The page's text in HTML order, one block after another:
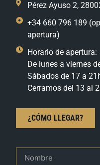
Pérez Ayuso 2,
+34 660 796 189
apertura)
Horario de apertura:
De lunes a viernes
Sábados de 17 a
Cerramos del 13 al
¿CÓMO LLEGAR?